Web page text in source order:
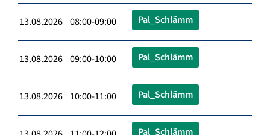
13.08.2026 08:00-09:00 Pal_Schlämm
13.08.2026 09:00-10:00 Pal_Schlämm
13.08.2026 10:00-11:00 Pal_Schlämm
Pal_Schlämm